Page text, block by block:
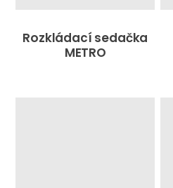
Rozkládací sedačka
METRO